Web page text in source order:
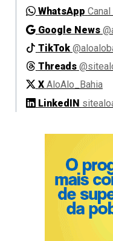
WhatsApp Canal
Google News
TikTok
Threads
X AloAlo_Bahia
LinkedIN